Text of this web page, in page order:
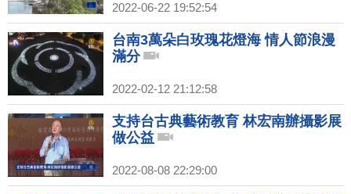
2022-06-22 19:52:54
台南3萬朵白玫瑰花燈海 情人節浪漫
滿分
2022-02-12 21:12:58
支持台古典藝術教育 林宏南辦攝影展
做公益
2022-08-08 22:29:00